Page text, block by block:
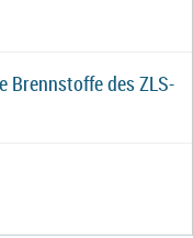
Brennstoffe des ZLS-